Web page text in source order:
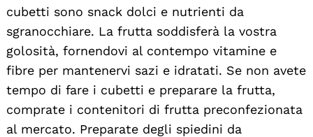
cubetti sono snack dolci e nutrienti da
sgranocchiare. La frutta soddisferà la vostra
golosità, fornendovi al contempo vitamine e
fibre per mantenervi sazi e idratati. Se non avete
tempo di fare i cubetti e preparare la frutta,
comprate i contenitori di frutta preconfezionata
al mercato. Preparate degli spiedini da